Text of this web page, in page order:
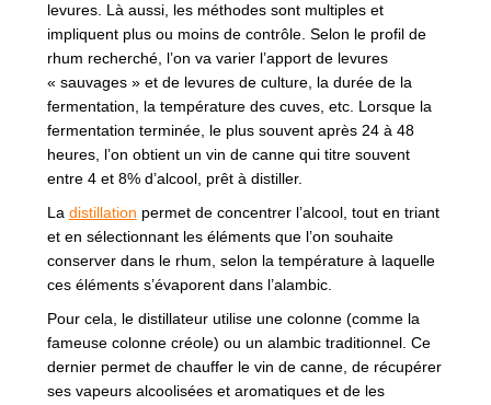
levures. Là aussi, les méthodes sont multiples et
impliquent plus ou moins de contrôle. Selon le profil de
rhum recherché, l’on va varier l’apport de levures
« sauvages » et de levures de culture, la durée de la
fermentation, la température des cuves, etc. Lorsque la
fermentation terminée, le plus souvent après 24 à 48
heures, l’on obtient un vin de canne qui titre souvent
entre 4 et 8% d’alcool, prêt à distiller.
La distillation permet de concentrer l’alcool, tout en triant
et en sélectionnant les éléments que l’on souhaite
conserver dans le rhum, selon la température à laquelle
ces éléments s’évaporent dans l’alambic.
Pour cela, le distillateur utilise une colonne (comme la
fameuse colonne créole) ou un alambic traditionnel. Ce
dernier permet de chauffer le vin de canne, de récupérer
ses vapeurs alcoolisées et aromatiques et de les